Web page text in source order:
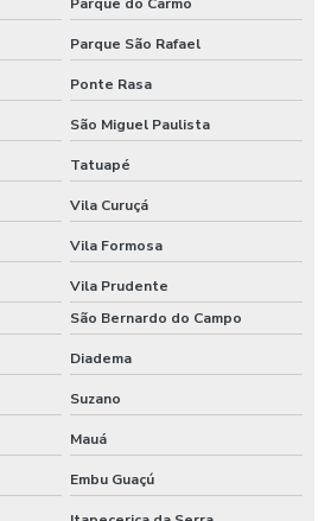
facial para condomínio
reconhecimento facial
para condomínio
Parque São Rafael
Ponte Rasa
São Miguel Paulista
Tatuapé
Vila Curuçá
Vila Formosa
Vila Prudente
São Bernardo do Campo
Diadema
Suzano
Mauá
Embu Guaçú